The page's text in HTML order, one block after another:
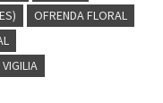
OFRENDA FLORAL
VIGILIA